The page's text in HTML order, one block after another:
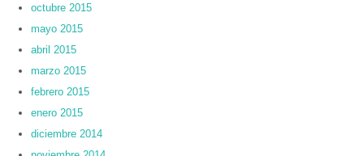
octubre 2015
mayo 2015
abril 2015
marzo 2015
febrero 2015
enero 2015
diciembre 2014